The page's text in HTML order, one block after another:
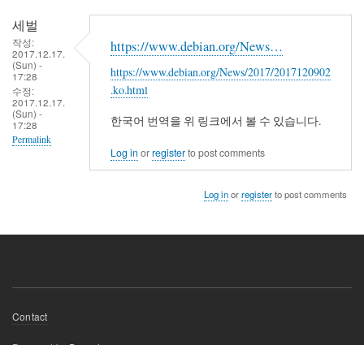
세벌
작성:
2017.12.17.
(Sun) -
17:28
수정:
2017.12.17.
(Sun) -
17:28
Permalink
https://www.debian.org/News…
https://www.debian.org/News/2017/2017120902
.ko.html
한국어 번역을 위 링크에서 볼 수 있습니다.
Log in orregisterto post comments
Log inorregisterto post comments
Footer
Contact